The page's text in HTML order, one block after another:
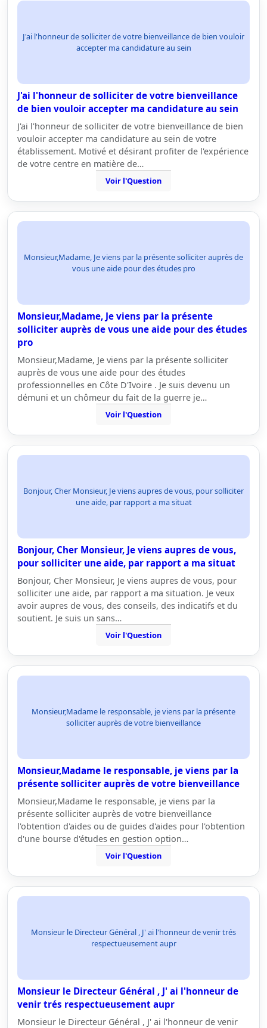
J'ai l'honneur de solliciter de votre bienveillance de bien vouloir
accepter ma candidature au sein
J'ai l'honneur de solliciter de votre bienveillance
de bien vouloir accepter ma candidature au sein
J'ai l'honneur de solliciter de votre bienveillance de bien
vouloir accepter ma candidature au sein de votre
établissement. Motivé et désirant profiter de l'expérience
de votre centre en matière de…
Voir l'Question
Monsieur,Madame, Je viens par la présente solliciter auprès de
vous une aide pour des études pro
Monsieur,Madame, Je viens par la présente
solliciter auprès de vous une aide pour des études
pro
Monsieur,Madame, Je viens par la présente solliciter
auprès de vous une aide pour des études
professionnelles en Côte D'Ivoire . Je suis devenu un
démuni et un chômeur du fait de la guerre je…
Voir l'Question
Bonjour, Cher Monsieur, Je viens aupres de vous, pour solliciter
une aide, par rapport a ma situat
Bonjour, Cher Monsieur, Je viens aupres de vous,
pour solliciter une aide, par rapport a ma situat
Bonjour, Cher Monsieur, Je viens aupres de vous, pour
solliciter une aide, par rapport a ma situation. Je veux
avoir aupres de vous, des conseils, des indicatifs et du
soutient. Je suis un sans…
Voir l'Question
Monsieur,Madame le responsable, je viens par la présente
solliciter auprès de votre bienveillance
Monsieur,Madame le responsable, je viens par la
présente solliciter auprès de votre bienveillance
Monsieur,Madame le responsable, je viens par la
présente solliciter auprès de votre bienveillance
l'obtention d'aides ou de guides d'aides pour l'obtention
d'une bourse d'études en gestion option…
Voir l'Question
Monsieur le Directeur Général , J' ai l'honneur de venir trés
respectueusement aupr
Monsieur le Directeur Général , J' ai l'honneur de
venir trés respectueusement aupr
Monsieur le Directeur Général , J' ai l'honneur de venir